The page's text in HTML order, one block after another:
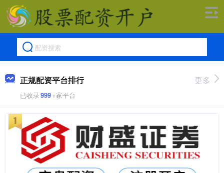
正规配资平台排行
已收录999+家平台
更多